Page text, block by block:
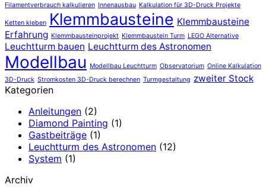
Filamentverbrauch kalkulieren Innenausbau Kalkulation für 3D-Druck Projekte
Ketten kleben Klemmbausteine Klemmbausteine
Erfahrung Klemmbausteinprojekt Klemmbaustein Turm LEGO Alternative
Leuchtturm bauen Leuchtturm des Astronomen
Modellbau Modellbau Leuchtturm Observatorium Online Kalkulation
3D-Druck Stromkosten 3D-Druck berechnen Turmgestaltung zweiter Stock
Kategorien
Anleitungen (2)
Diamond Painting (1)
Gastbeiträge (1)
Leuchtturm des Astronomen (12)
System (1)
Archiv